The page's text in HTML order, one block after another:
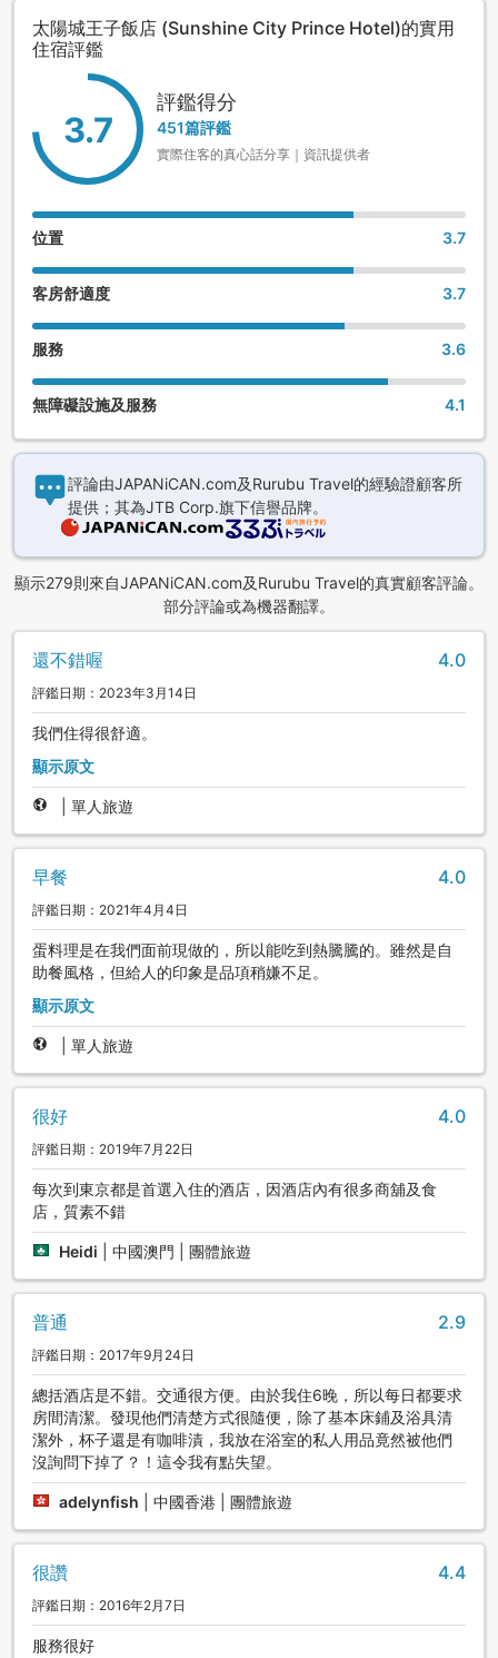
太陽城王子飯店 (Sunshine City Prince Hotel)的實用
住宿評鑑
3.7
評鑑得分
451篇評鑑
實際住客的真心話分享｜資訊提供者
位置 3.7
客房舒適度 3.7
服務 3.6
無障礙設施及服務 4.1
評論由JAPANiCAN.com及Rurubu Travel的經驗證顧客所
提供；其為JTB Corp.旗下信譽品牌。
顯示279則來自JAPANiCAN.com及Rurubu Travel的真實顧客評論。
部分評論或為機器翻譯。
還不錯喔 4.0
評鑑日期：2023年3月14日
我們住得很舒適。
顯示原文
單人旅遊
早餐 4.0
評鑑日期：2021年4月4日
蛋料理是在我們面前現做的，所以能吃到熱騰騰的。雖然是自
助餐風格，但給人的印象是品項稍嫌不足。
顯示原文
單人旅遊
很好 4.0
評鑑日期：2019年7月22日
每次到東京都是首選入住的酒店，因酒店內有很多商舖及食
店，質素不錯
Heidi 中國澳門 | 團體旅遊
普通 2.9
評鑑日期：2017年9月24日
總括酒店是不錯。交通很方便。由於我住6晚，所以每日都要求
房間清潔。發現他們清楚方式很隨便，除了基本床鋪及浴具清
潔外，杯子還是有咖啡漬，我放在浴室的私人用品竟然被他們
沒詢問下掉了？！這令我有點失望。
adelynfish 中國香港 | 團體旅遊
很讚 4.4
評鑑日期：2016年2月7日
服務很好